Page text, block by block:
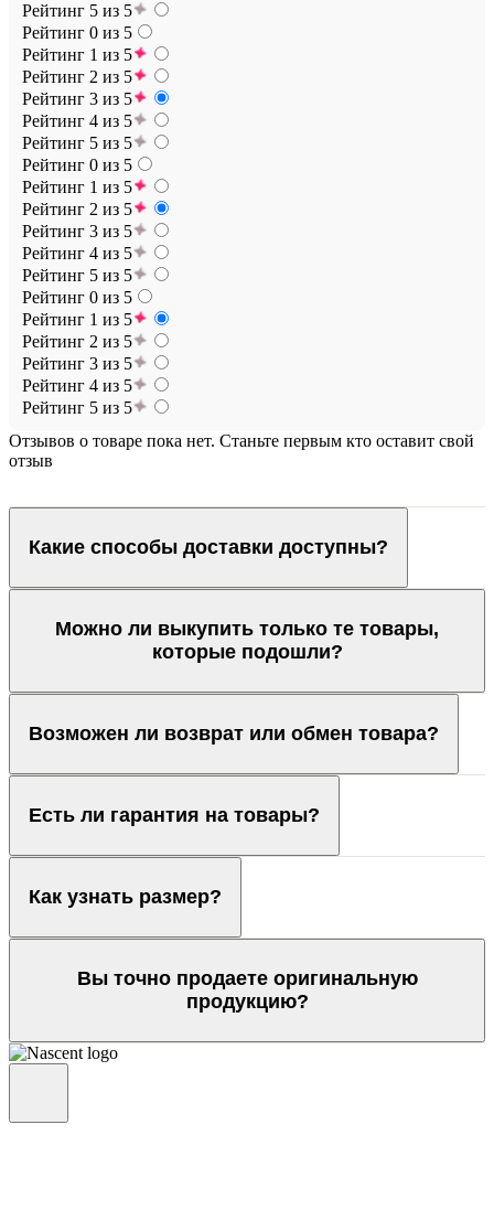
Рейтинг 5 из 5
Рейтинг 0 из 5
Рейтинг 1 из 5
Рейтинг 2 из 5
Рейтинг 3 из 5
Рейтинг 4 из 5
Рейтинг 5 из 5
Рейтинг 0 из 5
Рейтинг 1 из 5
Рейтинг 2 из 5
Рейтинг 3 из 5
Рейтинг 4 из 5
Рейтинг 5 из 5
Рейтинг 0 из 5
Рейтинг 1 из 5
Рейтинг 2 из 5
Рейтинг 3 из 5
Рейтинг 4 из 5
Рейтинг 5 из 5
Отзывов о товаре пока нет. Станьте первым кто оставит свой
отзыв
Какие способы доставки доступны?
Можно ли выкупить только те товары,
которые подошли?
Возможен ли возврат или обмен товара?
Есть ли гарантия на товары?
Как узнать размер?
Вы точно продаете оригинальную
продукцию?